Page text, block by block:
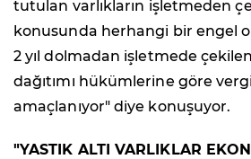
tutulan varlıkların işletmeden
konusunda herhangi bir engel
2 yıl dolmadan işletmede
dağıtımı hükümlerine göre
amaçlanıyor" diye konuşuyor.
"YASTIK ALTI VARLIKLAR